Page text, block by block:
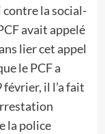
la social-
avait appelé
lier cet appel
le PCF a
il l’a fait
la police